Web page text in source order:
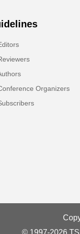
Organizers
© 1997-2026